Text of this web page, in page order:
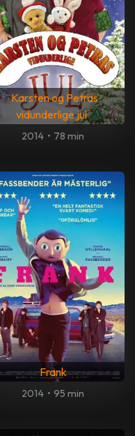
Karsten og Petras
vidunderlige jul
2014 • 78 min
Frank
2014 • 95 min